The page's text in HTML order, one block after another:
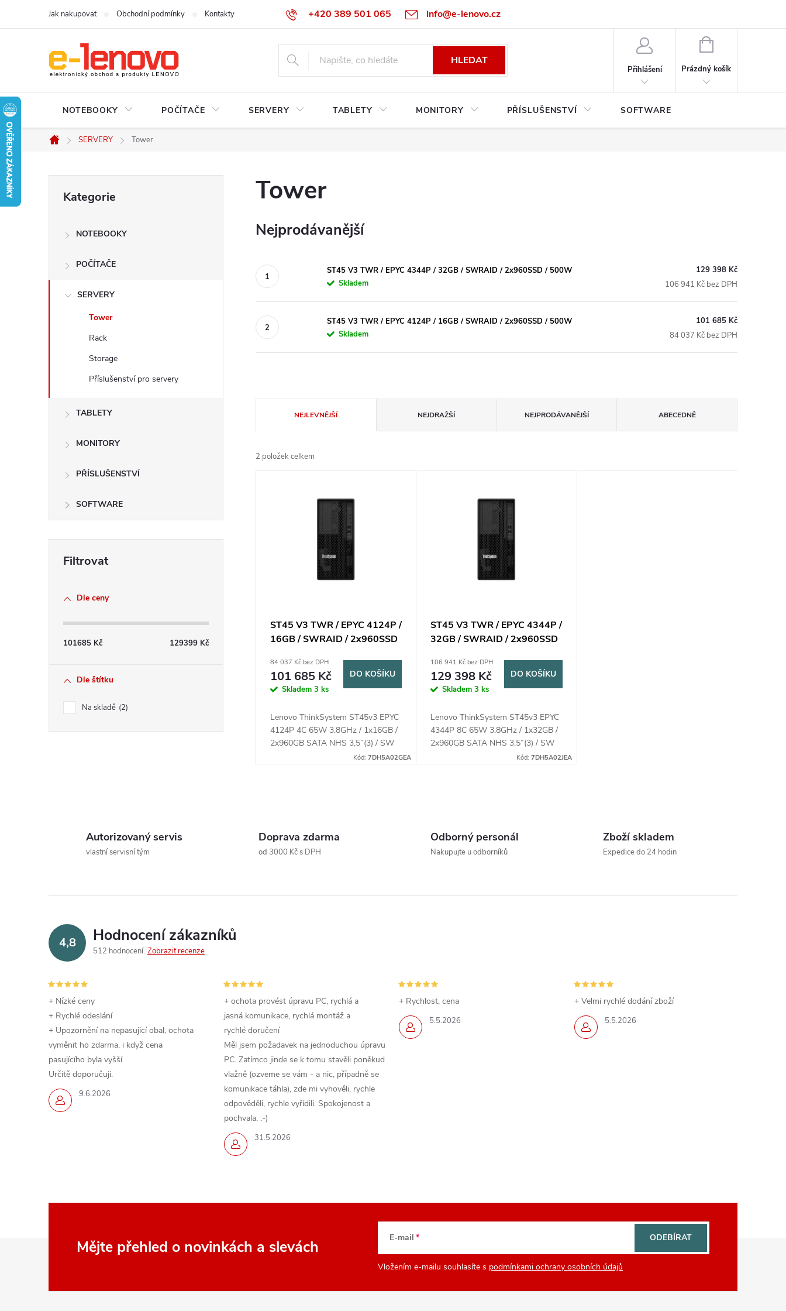
+420 389 501 065 info@e-lenovo.cz
Jak nakupovat Obchodní podmínky Kontakty
HLEDAT
Přihlášení
NÁKUPNÍ
Prázdný košík
NOTEBOOKY POČÍTAČE SERVERY TABLETY MONITORY PŘÍSLUŠENSTVÍ SOFTWARE
Domů
SERVERY Tower
t
n
e
kategorie
Kategorie
NOTEBOOKY
POČÍTAČE
SERVERY
Tower
Rack
Storage
Příslušenství pro servery
TABLETY
MONITORY
PŘÍSLUŠENSTVÍ
SOFTWARE
Dle ceny
101685 Kč 129399 Kč
Dle štítku
Na skladě 2
Tower
Nejprodávanější
ST45 V3 TWR / EPYC 4344P / 32GB / SWRAID / 2x960SSD / 500W
Skladem
129 398 Kč
106 941 Kč bez DPH
ST45 V3 TWR / EPYC 4124P / 16GB / SWRAID / 2x960SSD / 500W
Skladem
101 685 Kč
84 037 Kč bez DPH
a
z
t
NEJLEVNĚJŠÍ NEJDRAŽŠÍ NEJPRODÁVANĚJŠÍ ABECEDNĚ
2 položek celkem
ů
ST45 V3 TWR / EPYC 4124P /
16GB / SWRAID / 2x960SSD
84 037 Kč bez DPH
101 685 Kč
Skladem 3 ks
DO KOŠÍKU
Lenovo ThinkSystem ST45v3 EPYC
4124P 4C 65W 3.8GHz / 1x16GB /
2x960GB SATA NHS 3,5”(3) / SW
RAID / noDVD / noXCC / 500W
Kód:7DH5A02GEA
ST45 V3 TWR / EPYC 4344P /
32GB / SWRAID / 2x960SSD
106 941 Kč bez DPH
129 398 Kč
Skladem3 ks
DO KOŠÍKU
Lenovo ThinkSystem ST45v3 EPYC
4344P 8C 65W 3.8GHz / 1x32GB /
2x960GB SATA NHS 3,5”(3) / SW
RAID / noDVD / noXCC / 500W
Kód: 7DH5A02JEA
v
l
d
p
r
v
k
y
v
ý
s
Autorizovaný servis
vlastní servisní tým
Doprava zdarma
od 3000 Kč s DPH
Odborný personál
Nakupujte u odborníků
Zboží skladem
Expedice do 24 hodin
4,8 Hodnocení zákazníků
512 hodnocení Zobrazit recenze
9.6.2026
+ Nízké ceny
+ Rychlé odeslání
+ Upozornění na nepasujicí obal, ochota
vyměnit ho zdarma, i když cena
pasujícího byla vyšší
Určitě doporučuji.
31.5.2026
+ ochota provést úpravu PC, rychlá a
jasná komunikace, rychlá montáž a
rychlé doručení
Měl jsem požadavek na jednoduchou úpravu
PC. Zatímco jinde se k tomu stavěli poněkud
vlažně (ozveme se vám - a nic, případně se
komunikace táhla), zde mi vyhověli, rychle
odpověděli, rychle vyřídili. Spokojenost a
pochvala. :-)
5.5.2026
+ Rychlost, cena
5.5.2026
+ Velmi rychlé dodání zboží
Mějte přehled o novinkách a slevách E-mail
Vložením e-mailu souhlasíte s podmínkami ochrany osobních údajů
ODEBÍRAT